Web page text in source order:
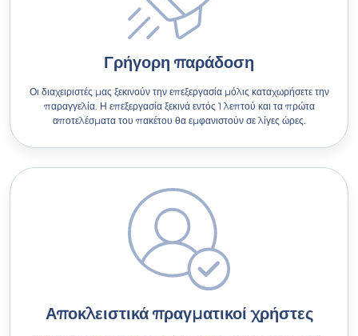
Γρήγορη παράδοση
Οι διαχειριστές μας ξεκινούν την επεξεργασία μόλις καταχωρήσετε την
παραγγελία. Η επεξεργασία ξεκινά εντός 1 λεπτού και τα πρώτα
αποτελέσματα του πακέτου θα εμφανιστούν σε λίγες ώρες.
Αποκλειστικά πραγματικοί χρήστες